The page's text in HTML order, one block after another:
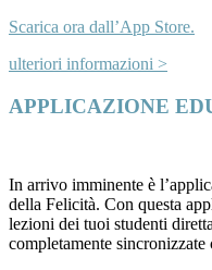
Scarica ora dall’App Store.
ulteriori informazioni >
APPLICAZIONE
In arrivo imminente è
della Felicità. Con questa
lezioni dei tuoi studenti
completamente